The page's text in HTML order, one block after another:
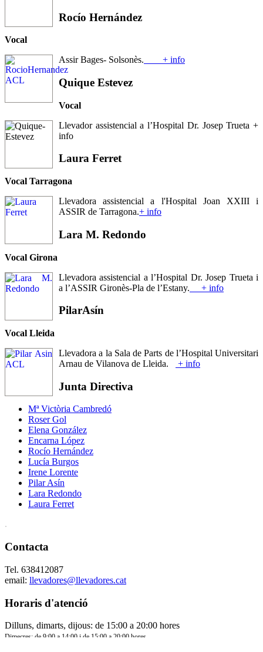
Rocío Hernández
Vocal
Assir Bages- Solsonès. + info
Quique Estevez
Vocal
Llevador assistencial a l’Hospital Dr. Josep Trueta +
info
Laura Ferret
Vocal Tarragona
Llevadora assistencial a l'Hospital Joan XXIII i
ASSIR de Tarragona.+ info
Lara M. Redondo
Vocal Girona
Llevadora assistencial a l’Hospital Dr. Josep Trueta i
a l’ASSIR Gironès-Pla de l’Estany. + info
PilarAsín
Vocal Lleida
Llevadora a la Sala de Parts de l’Hospital Universitari
Arnau de Vilanova de Lleida.
+ info
Junta Directiva
Mª Victòria Cambredó
Roser Gol
Elena González
Encarna López
Rocío Hernández
Lucía Burgos
Irene Lorente
Pilar Asín
Lara Redondo
Laura Ferret
.
Contacta
Tel. 638412087
email: llevadores@llevadores.cat
Horaris d'atenció
Dilluns, dimarts, dijous: de 15:00 a 20:00 hores
Dimecres: de 9:00 a 14:00 i de 15:00 a 20:00 hores